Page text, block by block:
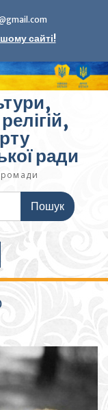
сайті!
ради